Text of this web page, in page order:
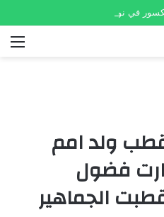
في نواكشوط
ولد امم
فضول
الجماهير